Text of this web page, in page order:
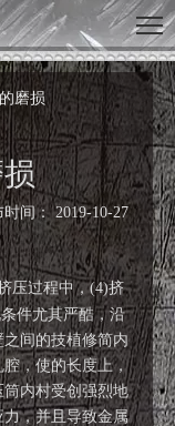
磨损
： 2019-10-27
压过程中，(4)挤
件尤其严酷，沿
间的技植修简内
，使的长度上，
内村受创强烈地
，并且导致金属